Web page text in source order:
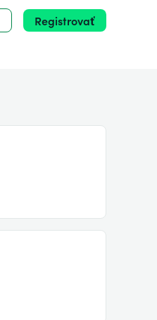
Registrovať